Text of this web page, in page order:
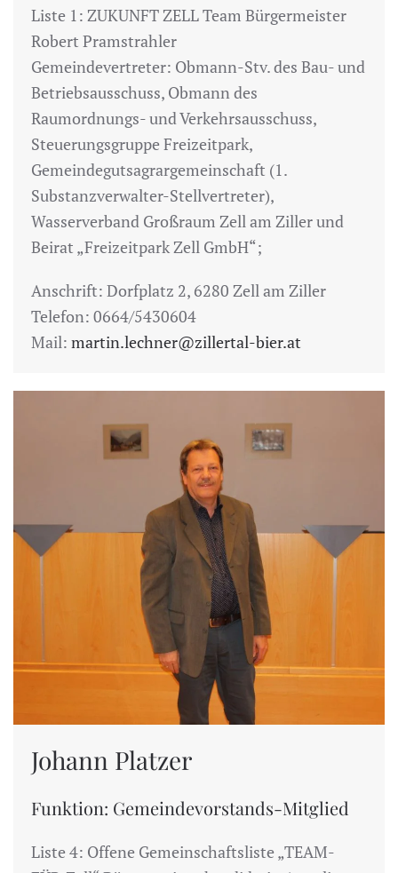
Liste 1: ZUKUNFT ZELL Team Bürgermeister
Robert Pramstrahler
Gemeindevertreter: Obmann-Stv. des Bau- und
Betriebsausschuss, Obmann des
Raumordnungs- und Verkehrsausschuss,
Steuerungsgruppe Freizeitpark,
Gemeindegutsagrargemeinschaft (1.
Substanzverwalter-Stellvertreter),
Wasserverband Großraum Zell am Ziller und
Beirat „Freizeitpark Zell GmbH“;
Anschrift: Dorfplatz 2, 6280 Zell am Ziller
Telefon: 0664/5430604
Mail: martin.lechner@zillertal-bier.at
Johann Platzer
Funktion: Gemeindevorstands-Mitglied
Liste 4: Offene Gemeinschaftsliste „TEAM-